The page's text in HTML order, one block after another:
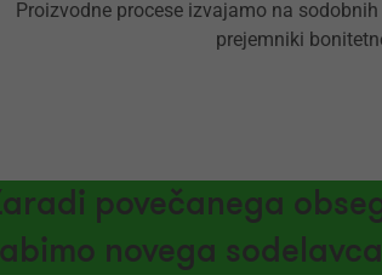
Proizvodne procese izvajamo na
prejemniki
povečanega
novega